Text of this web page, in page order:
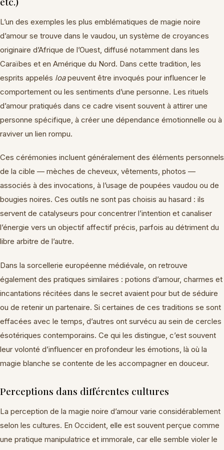
L’un des exemples les plus emblématiques de magie noire
d’amour se trouve dans le vaudou, un système de croyances
originaire d’Afrique de l’Ouest, diffusé notamment dans les
Caraïbes et en Amérique du Nord. Dans cette tradition, les
esprits appelés loapeuvent être invoqués pour influencer le
comportement ou les sentiments d’une personne. Les rituels
d’amour pratiqués dans ce cadre visent souvent à attirer une
personne spécifique, à créer une dépendance émotionnelle ou à
raviver un lien rompu.
Ces cérémonies incluent généralement des éléments personnels
de la cible — mèches de cheveux, vêtements, photos —
associés à des invocations, à l’usage de poupées vaudou ou de
bougies noires. Ces outils ne sont pas choisis au hasard : ils
servent de catalyseurs pour concentrer l’intention et canaliser
l’énergie vers un objectif affectif précis, parfois au détriment du
libre arbitre de l’autre.
Dans la sorcellerie européenne médiévale, on retrouve
également des pratiques similaires : potions d’amour, charmes et
incantations récitées dans le secret avaient pour but de séduire
ou de retenir un partenaire. Si certaines de ces traditions se sont
effacées avec le temps, d’autres ont survécu au sein de cercles
ésotériques contemporains. Ce qui les distingue, c’est souvent
leur volonté d’influencer en profondeur les émotions, là où la
magie blanche se contente de les accompagner en douceur.
Perceptions dans différentes cultures
La perception de la magie noire d’amour varie considérablement
selon les cultures. En Occident, elle est souvent perçue comme
une pratique manipulatrice et immorale, car elle semble violer le